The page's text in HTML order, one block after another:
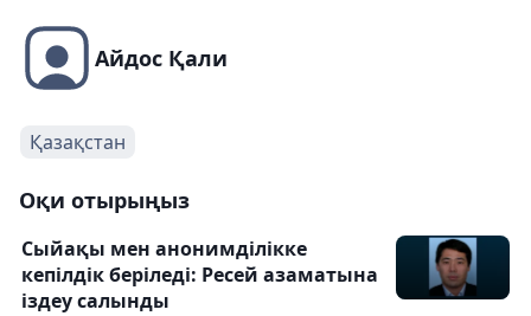
Айдос Қали
Қазақстан
Оқи отырыңыз
Сыйақы мен анонимділікке
кепілдік беріледі: Ресей азаматына
іздеу салынды